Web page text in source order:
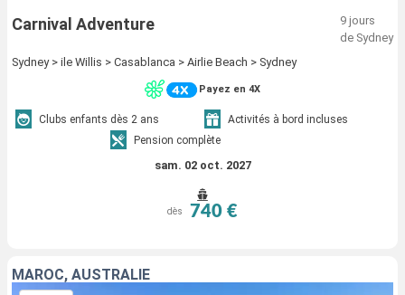
Carnival Adventure
9 jours
de Sydney
Sydney > ile Willis > Casablanca > Airlie Beach > Sydney
Payez en 4X
Clubs enfants dès 2 ans
Activités à bord incluses
Pension complète
sam. 02 oct. 2027
dès 740 €
MAROC, AUSTRALIE